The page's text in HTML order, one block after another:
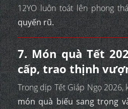
12YO luôn toát lên phong
quyến rũ.
7. Món quà Tết
cấp, trao thịnh
Trong dịp Tết Giáp Ngọ
món quà biếu sang trọng